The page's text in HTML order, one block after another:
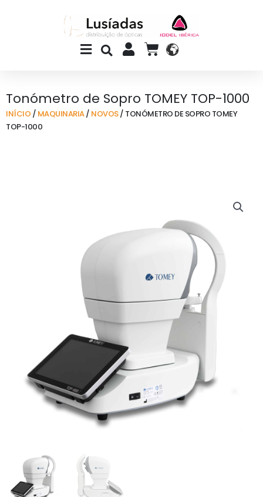
Main
Menu
CART
Tonómetro de Sopro TOMEY TOP-1000
INÍCIO / MAQUINARIA/ NOVOS/ TONÓMETRO DE SOPRO TOMEY
TOP-1000